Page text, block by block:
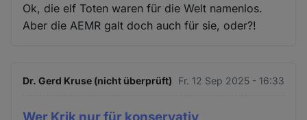
Ok, die elf Toten waren für die Welt namenlos.
Aber die AEMR galt doch auch für sie, oder?!
Dr. Gerd Kruse (nicht überprüft) Fr. 12 Sep 2025 - 16:33